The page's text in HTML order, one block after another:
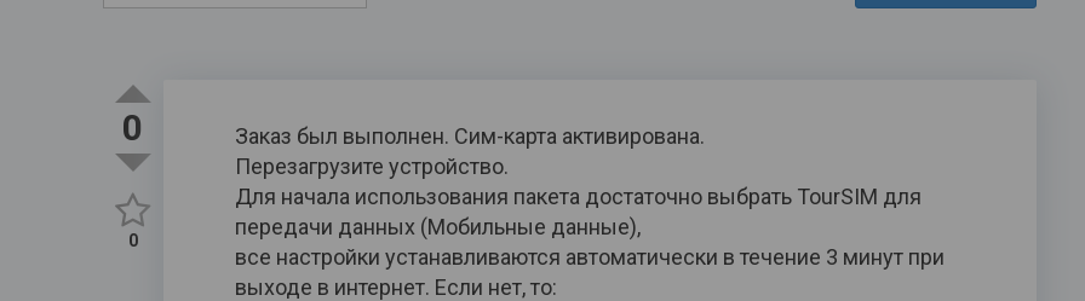
0
0
Заказ был выполнен. Сим-карта активирована.
Перезагрузите устройство.
Для начала использования пакета достаточно выбрать TourSIM для
передачи данных (Мобильные данные),
все настройки устанавливаются автоматически в течение 3 минут при
выходе в интернет. Если нет, то: